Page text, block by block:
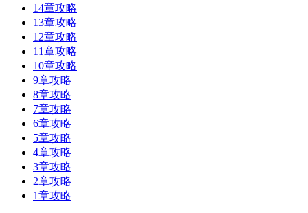
14章攻略
13章攻略
12章攻略
11章攻略
10章攻略
9章攻略
8章攻略
7章攻略
6章攻略
5章攻略
4章攻略
3章攻略
2章攻略
1章攻略